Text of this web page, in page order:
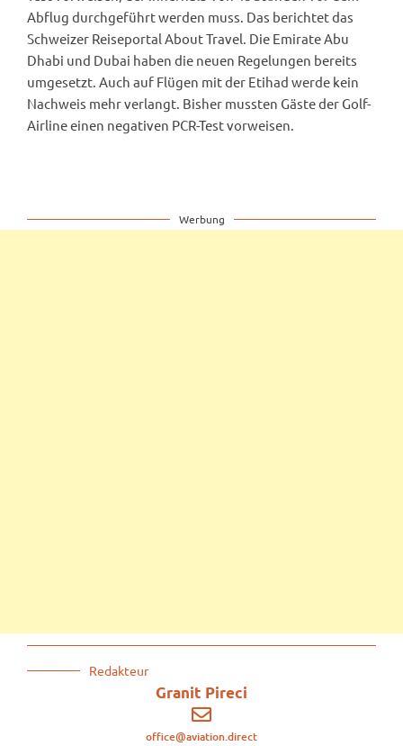
Redakteur
Granit Pireci
office@aviation.direct
Abflug durchgeführt werden muss. Das berichtet das
Schweizer Reiseportal About Travel. Die Emirate Abu
Dhabi und Dubai haben die neuen Regelungen bereits
umgesetzt. Auch auf Flügen mit der Etihad werde kein
Nachweis mehr verlangt. Bisher mussten Gäste der Golf-
Airline einen negativen PCR-Test vorweisen.
Werbung